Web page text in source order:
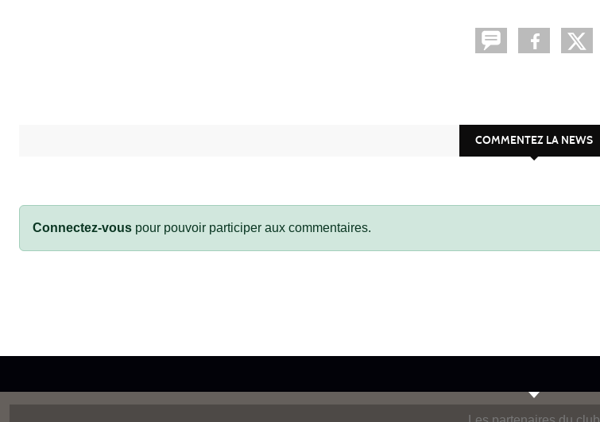
COMMENTEZ LA NEWS
Connectez-vous pour pouvoir participer aux commentaires.